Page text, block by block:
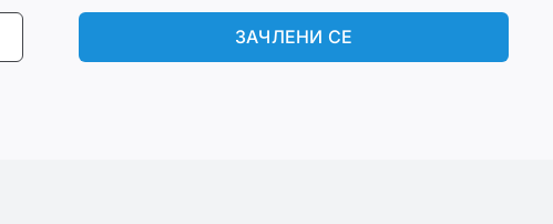
ЗАЧЛЕНИ СЕ